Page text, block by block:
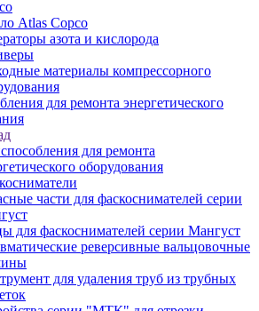
Atlas Copco
азота и кислорода
материалы компрессорного
для ремонта энергетического
для ремонта
оборудования
части для фаскоснимателей серии
для фаскоснимателей серии Мангуст
реверсивные вальцовочные
для удаления труб из трубных